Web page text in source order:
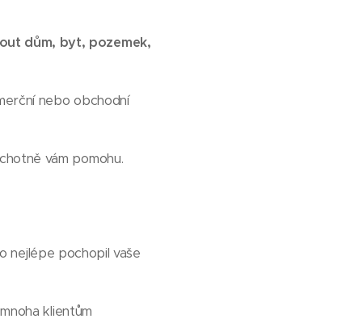
dům, byt, pozemek,
nebo obchodní
vám pomohu.
nejlépe pochopil vaše
klientům